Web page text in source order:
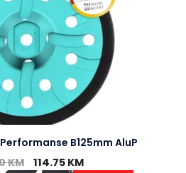
B125mm AluP
KM 114.75 KM